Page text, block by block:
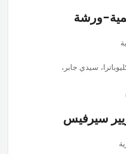
ورشة
كليوباترا، سيدي جابر،
سيرفيس